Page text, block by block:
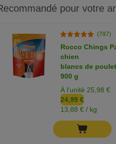
pour votre
(797)
Rocco Chings
chien
blancs de
900 g
À l'unité 25,98 €
24,99 €
13,88 € / kg